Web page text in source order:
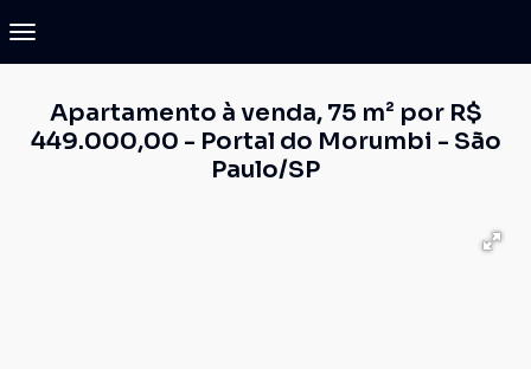
Apartamento à venda, 75 m² por R$
449.000,00 - Portal do Morumbi - São
Paulo/SP